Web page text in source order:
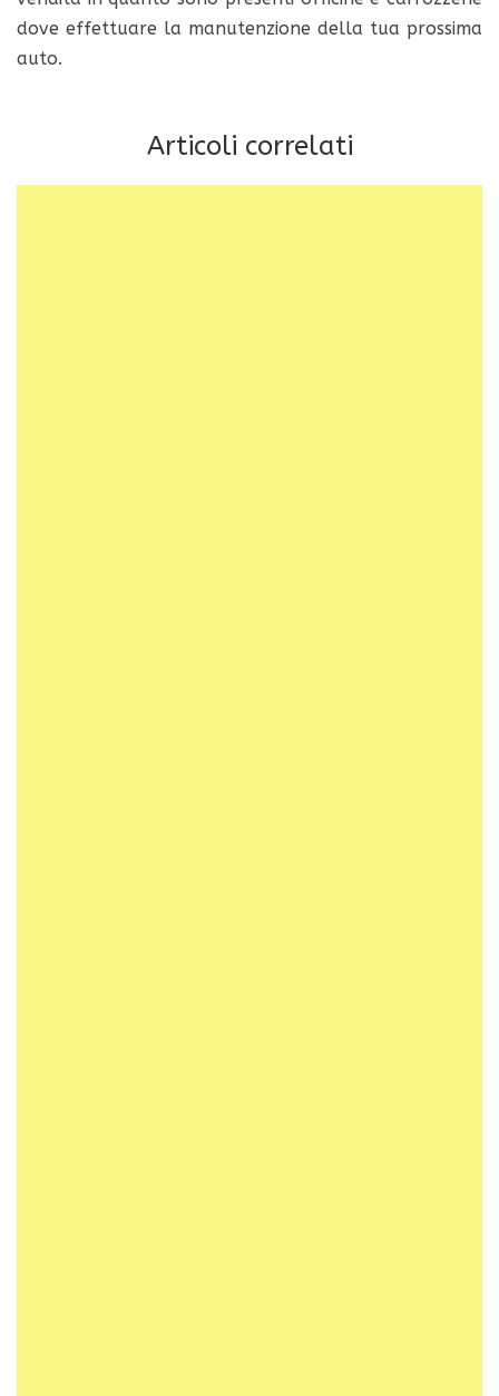
dove effettuare la manutenzione della tua prossima
auto.
Articoli correlati